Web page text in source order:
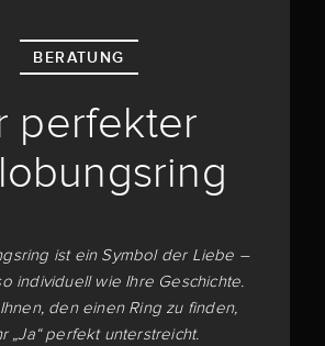
BERATUNG
perfekter
ist ein Symbol der Liebe –
individuell wie Ihre Geschichte.
den einen Ring zu finden,
„Ja“ perfekt unterstreicht.